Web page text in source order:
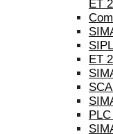
ET
ET